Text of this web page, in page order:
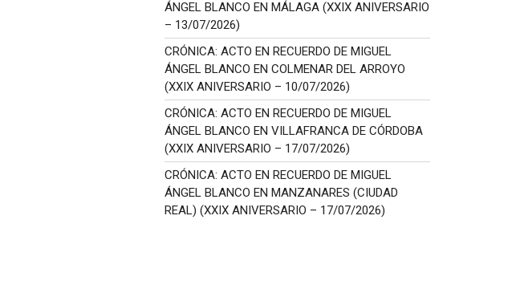
ÁNGEL BLANCO EN MÁLAGA (XXIX ANIVERSARIO
– 13/07/2026)
CRÓNICA: ACTO EN RECUERDO DE MIGUEL
ÁNGEL BLANCO EN COLMENAR DEL ARROYO
(XXIX ANIVERSARIO – 10/07/2026)
CRÓNICA: ACTO EN RECUERDO DE MIGUEL
ÁNGEL BLANCO EN VILLAFRANCA DE CÓRDOBA
(XXIX ANIVERSARIO – 17/07/2026)
CRÓNICA: ACTO EN RECUERDO DE MIGUEL
ÁNGEL BLANCO EN MANZANARES (CIUDAD
REAL) (XXIX ANIVERSARIO – 17/07/2026)